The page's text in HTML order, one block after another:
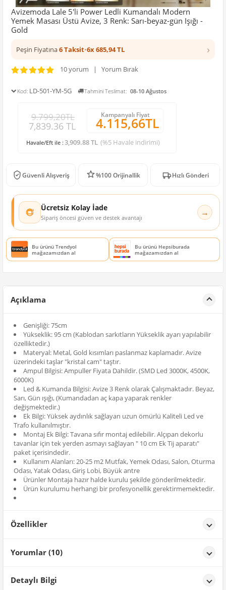
Avizemoda Lale 5'li Power Ledli Kumandalı Modern
Yemek Masası Üstü Avize, 3 Renk: Sarı-beyaz-gün Işığı -
Gold
Peşin Fiyatına6 Taksit•6x 685,94 TL ›
10 yorum | Yorum Bırak
Kod: LD-501-YM-5G Tahmini Teslimat: 08-10 Ağustos
9.799,20TL
7,839.36 TL
Kampanyalı Fiyat
4.115,66TL
Havale/Eft ile :3,909.88 TL (%5 Havale indirimi)
Güvenli Alışveriş %100 Orijinallik Hızlı Gönderi
Ücretsiz Kolay İade
Sipariş öncesi güven ve destek avantajı →
Bu ürünü Trendyol
mağazamızdan al
Bu ürünü Hepsiburada
mağazamızdan al
Açıklama
Genişliği: 75cm
Yükseklik: 95 cm (Kablodan sarkıtların Yükseklik ayarı yapılabilir
özelliktedir.)
Materyal: Metal, Gold kısımları paslanmaz kaplamadır. Avize
üzerindeki taşlar "kristal cam" taştır.
Ampul Bilgisi: Ampuller Fiyata Dahildir. (SMD Led 3000K, 4500K,
6000K)
Led & Kumanda Bilgisi: Avize 3 Renk olarak Çalışmaktadır. Beyaz,
Sarı, Gün ışığı, (Kumandadan aç kapa yaparak renkler
değişmektedir.)
Ek Bilgi: Yüksek aydınlık sağlayan uzun ömürlü Kaliteli Led ve
Trafo kullanılmıştır.
Montaj Ek Bilgi: Tavana sıfır montaj edilebilir. Alçıpan dekorlu
tavanlar için tek yerden asmayı sağlayan " 10 cm Ek Tij aparatı"
paket içerisindedir.
Kullanım Alanları: 20-25 m2 Mutfak, Yemek Odası, Salon, Oturma
Odası, Yatak Odası, Giriş Lobi, Büyük antre
Ürünler Montaja hazır halde kurulu şekilde gönderilmektedir.
Ürün kurulumu herhangi bir profesyonellik gerektirmemektedir.
Özellikler
Yorumlar (10)
Detaylı Bilgi